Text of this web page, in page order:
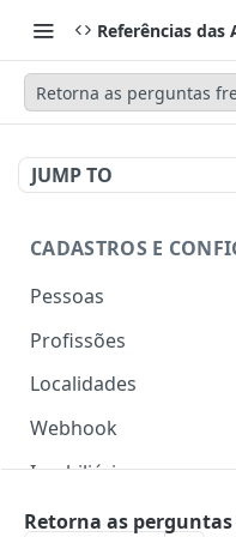
Referências das
Retorna as perguntas
JUMP TO
CADASTROS E
Pessoas
Lista pessoas.
Cadastra uma pessoa.
Exibe uma pessoa.
Atualiza
Profissões
Listar profissões do
Cadastrar uma
Localidades
Retorna os estados
Retorna as cidades
Webhook
Adicionar webhook
Imobiliária
Empresas
Retorna as